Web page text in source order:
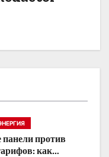
против
как